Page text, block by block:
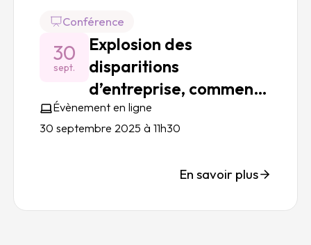
Conférence
30
sept.
Explosion des
disparitions
d’entreprise, comment
bien maîtriser le risque
lié à l’endettement ?
Évènement en ligne
30 septembre 2025 à 11h30
En savoir plus